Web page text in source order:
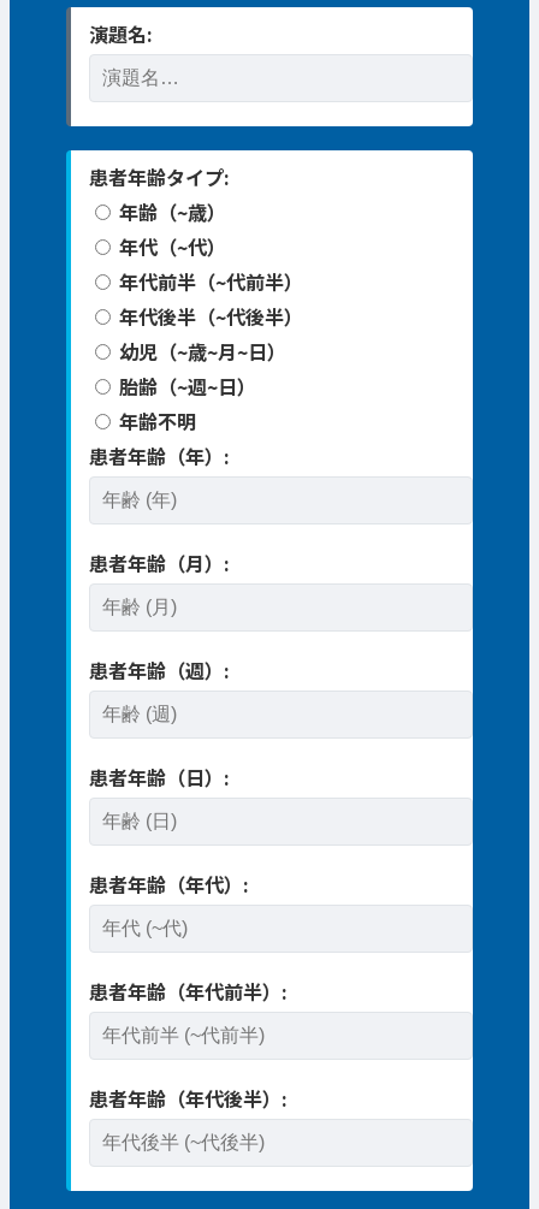
演題名:
患者年齢タイプ:
年齢（~歳）
年代（~代）
年代前半（~代前半）
年代後半（~代後半）
幼児（~歳~月~日）
胎齢（~週~日）
年齢不明
患者年齢（年）:
患者年齢（月）:
患者年齢（週）:
患者年齢（日）:
患者年齢（年代）:
患者年齢（年代前半）:
患者年齢（年代後半）: